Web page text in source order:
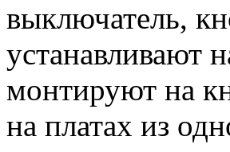
выключатель,
устанавливают
монтируют на
на платах из